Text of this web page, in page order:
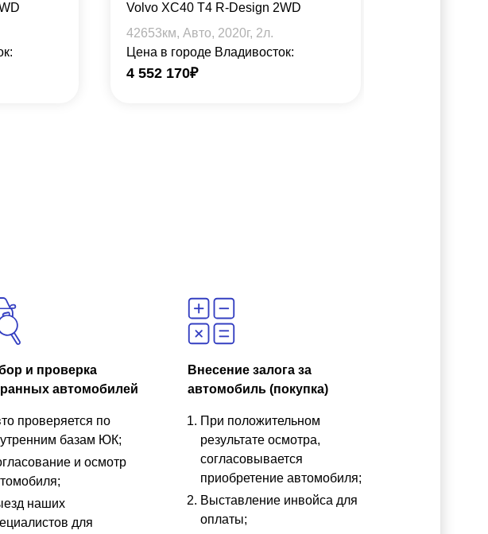
Volvo XC40 T4 R-Design 2WD
42653км, Авто, 2020г, 2л.
Цена в городе Владивосток:
4 552 170₽
и проверка
автомобилей
проверяется по
базам ЮК;
и осмотр
наших
для
Внесение залога за
автомобиль (покупка)
При положительном
результате осмотра,
согласовывается
приобретение автомобиля;
Выставление инвойса для
оплаты;